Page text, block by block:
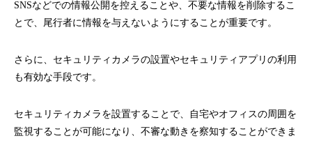
SNSなどでの情報公開を控えることや、不要な情報を削除するこ
とで、尾行者に情報を与えないようにすることが重要です。
さらに、セキュリティカメラの設置やセキュリティアプリの利用
も有効な手段です。
セキュリティカメラを設置することで、自宅やオフィスの周囲を
監視することが可能になり、不審な動きを察知することができま